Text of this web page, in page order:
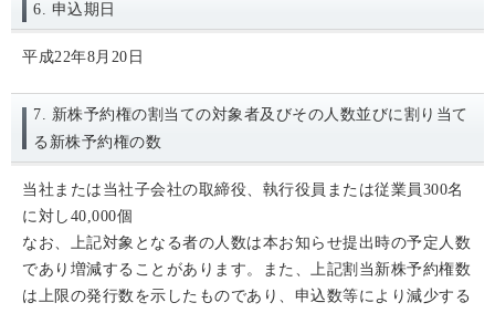
6. 申込期日
平成22年8月20日
7. 新株予約権の割当ての対象者及びその人数並びに割り当て
る新株予約権の数
当社または当社子会社の取締役、執行役員または従業員300名
に対し40,000個
なお、上記対象となる者の人数は本お知らせ提出時の予定人数
であり増減することがあります。また、上記割当新株予約権数
は上限の発行数を示したものであり、申込数等により減少する